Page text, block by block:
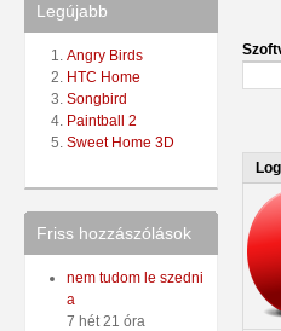
Legújabb
Angry Birds
HTC Home
Songbird
Paintball 2
Sweet Home 3D
Friss hozzászólások
nem tudom le szedni
a
7 hét 21 óra